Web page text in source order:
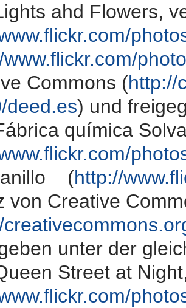
ahd Flowers,
Commons (http://
deed.es) und
química
(http://
von Creative
unter der
Street at